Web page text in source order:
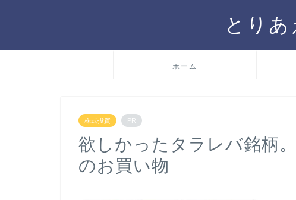
とり
ホーム
株式投資 PR
欲しかったタラレバ銘柄
のお買い物